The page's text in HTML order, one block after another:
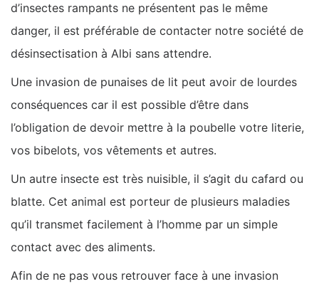
d’insectes rampants ne présentent pas le même
danger, il est préférable de contacter notre société de
désinsectisation à Albi sans attendre.
Une invasion de punaises de lit peut avoir de lourdes
conséquences car il est possible d’être dans
l’obligation de devoir mettre à la poubelle votre literie,
vos bibelots, vos vêtements et autres.
Un autre insecte est très nuisible, il s’agit du cafard ou
blatte. Cet animal est porteur de plusieurs maladies
qu’il transmet facilement à l’homme par un simple
contact avec des aliments.
Afin de ne pas vous retrouver face à une invasion